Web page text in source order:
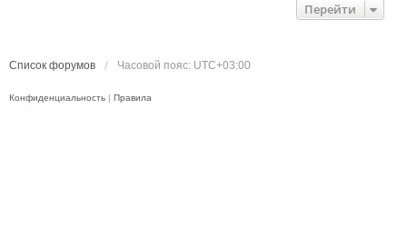
Перейти
Список форумов Часовой пояс: UTC+03:00
Конфиденциальность | Правила